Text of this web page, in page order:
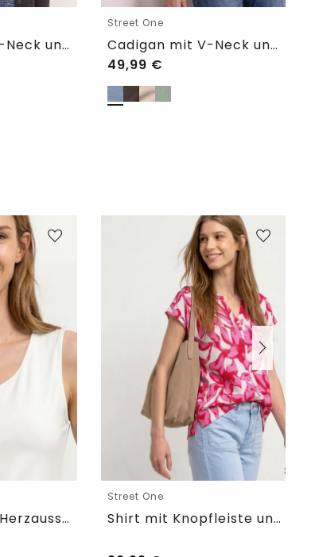
Cadigan mit V-Neck und Knopfleiste
Street One
Cadigan mit V-Neck und Knopfleiste
49,99 €
Basic Top mit Herzausschnitt
Street One
Shirt mit Knopfleiste und Print